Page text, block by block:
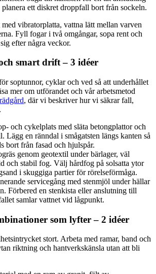
planera ett diskret droppfall bort från sockeln.
vibratorplatta, vattna lätt mellan varven
Fyll fogar i två omgångar, sopa rent och
efter några veckor.
smart drift – 3 idéer
soptunnor, cyklar och ved så att underhållet
mer om utförandet och vår arbetsmetod
, där vi beskriver hur vi säkrar fall,
och cykelplats med släta betongplattor och
Lägg en ränndal i smågatsten längs kanten så
bort från fasad och hjulspår.
genom geotextil under bärlager, väl
och stabil fog. Välj hårdfog på solsatta ytor
i skuggiga partier för rörelseförmåga.
servicegång med stenmjöl under hällar
Förbered en stenkista eller anslutning till
samlar vattnet vid lågpunkt.
som lyfter – 2 idéer
stort. Arbeta med ramar, band och
riktning och hantverkskänsla utan att bli